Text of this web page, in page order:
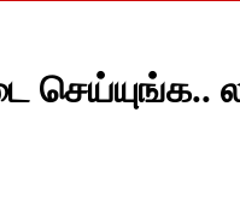
செய்யுங்க..